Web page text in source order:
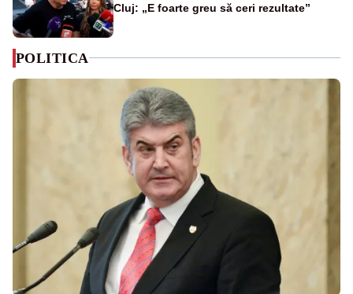
Cluj: „E foarte greu să ceri rezultate”
POLITICA